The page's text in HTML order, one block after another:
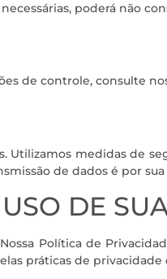
poderá não
de controle, consulte
medidas de
de dados é por
DE
Política de
práticas de privacidade